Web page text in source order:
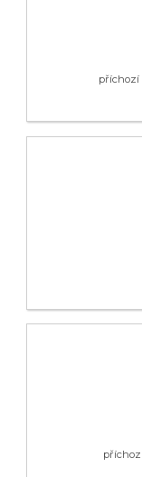
příchozí